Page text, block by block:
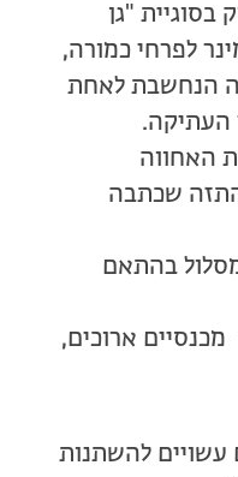
בסוגיית "גן
לפרחי כמורה,
הנחשבת לאחת
העתיקה.
האחווה
שכתבה
בהתאם
מכנסיים ארוכים,
עשויים להשתנות